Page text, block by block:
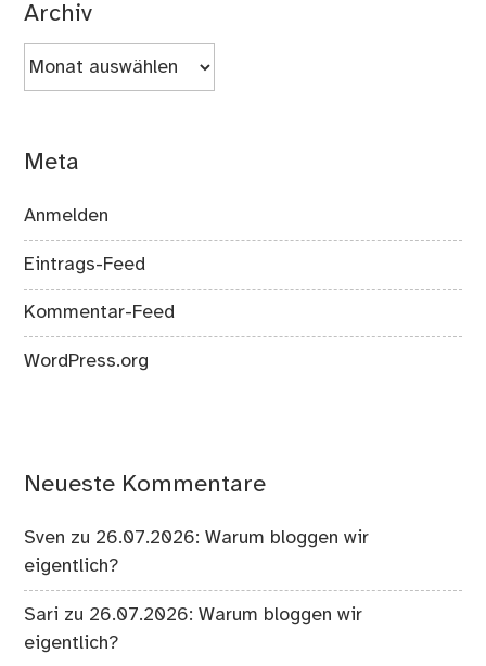
Archiv
Archiv
Meta
Anmelden
Eintrags-Feed
Kommentar-Feed
WordPress.org
Neueste Kommentare
Sven zu 26.07.2026: Warum bloggen wir
eigentlich?
Sari zu 26.07.2026: Warum bloggen wir
eigentlich?